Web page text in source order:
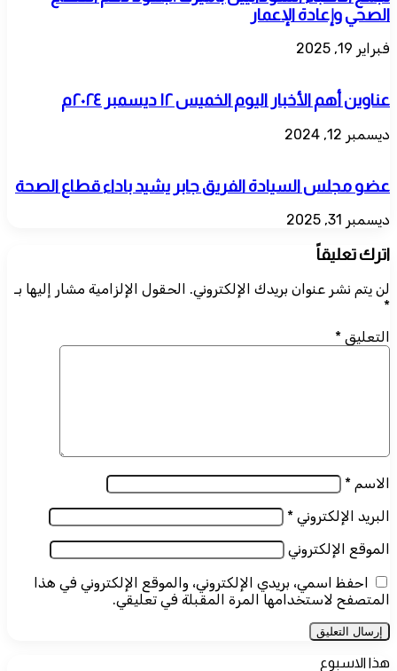
الصحي وإعادة الإعمار
فبراير 19, 2025
عناوين أهم الأخبار اليوم الخميس ١٢ ديسمبر ٢٠٢٤م
ديسمبر 12, 2024
​عضو مجلس السيادة الفريق جابر يشيد باداء قطاع الصحة
ديسمبر 31, 2025
اترك تعليقاً
لن يتم نشر عنوان بريدك الإلكتروني. الحقول الإلزامية مشار إليها بـ
*
التعليق *
الاسم *
البريد الإلكتروني *
الموقع الإلكتروني
احفظ اسمي، بريدي الإلكتروني، والموقع الإلكتروني في هذا
المتصفح لاستخدامها المرة المقبلة في تعليقي.
هذا الاسبوع